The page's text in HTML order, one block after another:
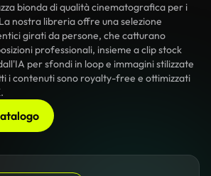
bionda di qualità cinematografica per i
nostra libreria offre una selezione
girati da persone, che catturano
professionali, insieme a clip stock
per sfondi in loop e immagini stilizzate
i contenuti sono royalty-free e ottimizzati